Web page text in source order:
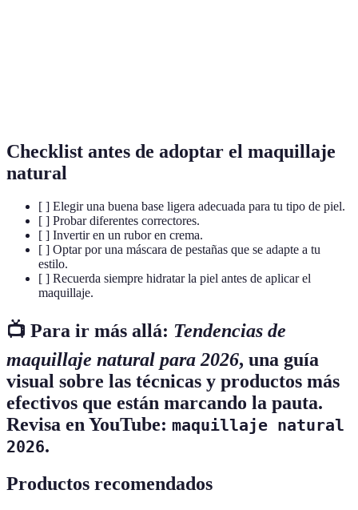
Checklist antes de adoptar el maquillaje
natural
[ ] Elegir una buena base ligera adecuada para tu tipo de piel.
[ ] Probar diferentes correctores.
[ ] Invertir en un rubor en crema.
[ ] Optar por una máscara de pestañas que se adapte a tu
estilo.
[ ] Recuerda siempre hidratar la piel antes de aplicar el
maquillaje.
📺 Para ir más allá: Tendencias de
maquillaje natural para 2026, una guía
visual sobre las técnicas y productos más
efectivos que están marcando la pauta.
Revisa en YouTube: maquillaje natural
2026.
Productos recomendados